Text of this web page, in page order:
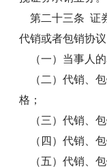
第二十三条 证
代销或者包销协
（一）当事人
（二）代销、
格；
（三）代销、
（四）代销、
（五）代销、